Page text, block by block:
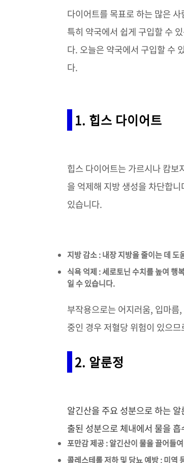
다이어트를 목표로 하는 많은
특히 약국에서 쉽게 구입할 수
다. 오늘은 약국에서 구입할 수
다.
1. 힙스 다이어트
힙스 다이어트는 가르시나 캄보
을 억제해 지방 생성을 차단합
있습니다.
지방 감소 : 내장 지방을 줄이는 데
식욕 억제 : 세로토닌 수치를 높여 행
일 수 있습니다.
부작용으로는 어지러움, 입마
중인 경우 저혈당 위험이 있으
2. 알룬정
알긴산을 주요 성분으로 하는
출된 성분으로 체내에서 물을
포만감 제공 : 알긴산이 물을 끌어들
콜레스테롤 저하 및 당뇨 예방 : 미역